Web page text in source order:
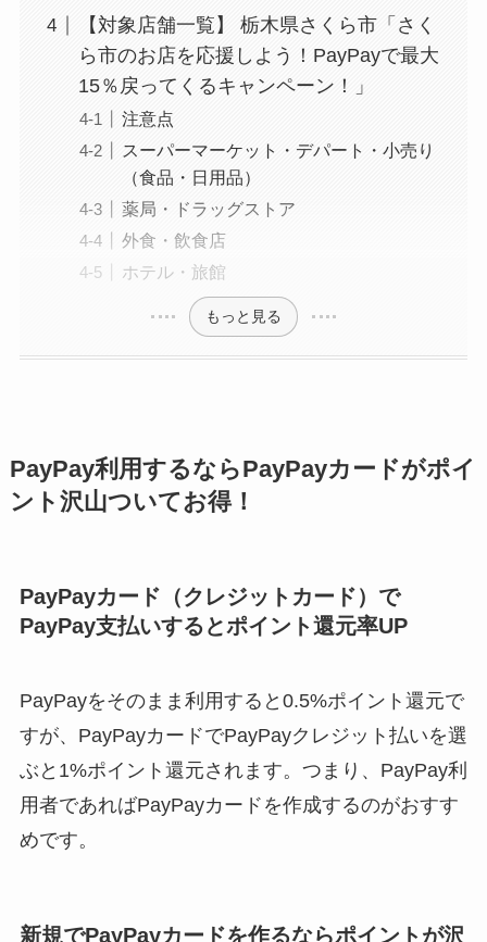
【対象店舗一覧】 栃木県さくら市「さく
ら市のお店を応援しよう！PayPayで最大
15％戻ってくるキャンペーン！」
注意点
スーパーマーケット・デパート・小売り
（食品・日用品）
薬局・ドラッグストア
外食・飲食店
ホテル・旅館
もっと見る
PayPay利用するならPayPayカードがポイ
ント沢山ついてお得！
PayPayカード（クレジットカード）で
PayPay支払いするとポイント還元率UP
PayPayをそのまま利用すると0.5%ポイント還元で
すが、PayPayカードでPayPayクレジット払いを選
ぶと1%ポイント還元されます。つまり、PayPay利
用者であればPayPayカードを作成するのがおすす
めです。
新規でPayPayカードを作るならポイントが沢